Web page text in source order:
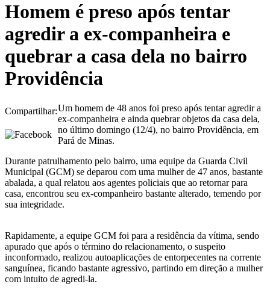
Homem é preso após tentar
agredir a ex-companheira e
quebrar a casa dela no bairro
Providência
Compartilhar:Um homem de 48 anos foi preso após tentar agredir a
ex-companheira e ainda quebrar objetos da casa dela,
no último domingo (12/4), no bairro Providência, em
Pará de Minas.
Durante patrulhamento pelo bairro, uma equipe da Guarda Civil
Municipal (GCM) se deparou com uma mulher de 47 anos, bastante
abalada, a qual relatou aos agentes policiais que ao retornar para
casa, encontrou seu ex-companheiro bastante alterado, temendo por
sua integridade.
Rapidamente, a equipe GCM foi para a residência da vítima, sendo
apurado que após o término do relacionamento, o suspeito
inconformado, realizou autoaplicações de entorpecentes na corrente
sanguínea, ficando bastante agressivo, partindo em direção a mulher
com intuito de agredi-la.